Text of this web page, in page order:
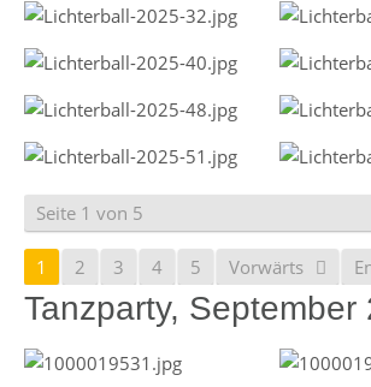
Seite 1 von 5
1 2 3 4 5 Vorwärts
Tanzparty, September